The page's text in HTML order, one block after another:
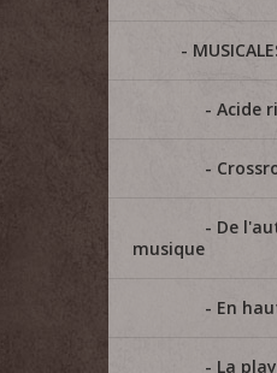
Acide
De
musique
En
La